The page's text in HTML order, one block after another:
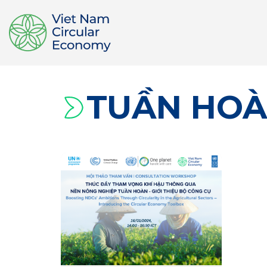
TUẦN